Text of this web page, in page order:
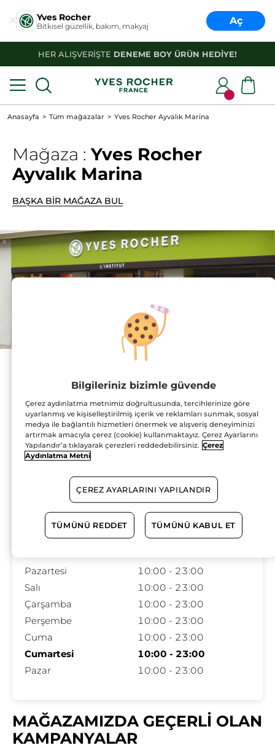
Yves Rocher
Bitkisel güzellik, bakım, makyaj Aç
HER ALIŞVERİŞTE DENEME BOY ÜRÜN HEDİYE!
Anasayfa Tüm mağazalar Yves Rocher Ayvalık Marina
Mağaza :Yves Rocher
Ayvalık Marina
BAŞKA BİR MAĞAZA BUL
Sefa Çamlık Mahallesi,
Yat Limanı Atatürk
Bulvarı Ayvalık Marina
Mağaza No: Z04
10400 AYVALIK
HARİTADA GÖSTER
0266 999 13 96
Çalışma Saatleri
Pazartesi
10:00 - 23:00
Salı
10:00 - 23:00
Çarşamba
10:00 - 23:00
Perşembe
10:00 - 23:00
Cuma
10:00 - 23:00
Cumartesi
10:00 - 23:00
Pazar
10:00 - 23:00
MAĞAZAMIZDA GEÇERLİ OLAN
KAMPANYALAR
Bilgileriniz bizimle güvende
Çerez aydınlatma metnimiz doğrultusunda, tercihlerinize göre
uyarlanmış ve kişiselleştirilmiş içerik ve reklamları sunmak, sosyal
medya ile bağlantılı hizmetleri önermek ve alışveriş deneyiminizi
artırmak amacıyla çerez (cookie) kullanmaktayız. Çerez Ayarlarını
Yapılandır’a tıklayarak çerezleri reddedebilirsiniz. Çerez
Aydınlatma Metni
ÇEREZ AYARLARINI YAPILANDIR
TÜMÜNÜ REDDET TÜMÜNÜ KABUL ET